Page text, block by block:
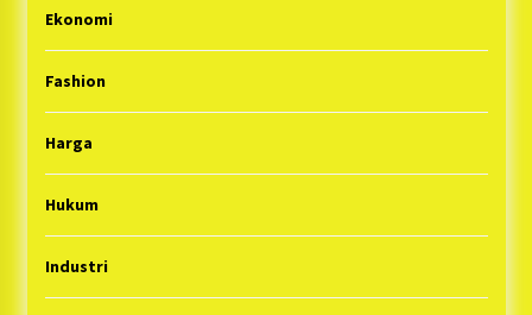
Ekonomi
Fashion
Harga
Hukum
Industri